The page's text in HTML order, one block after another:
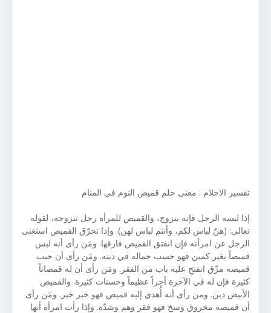
تفسير الاحلام : معنى حلم قميص النوم في المنام
إذا لبسه الرجل فإنه يتزوج، والقميص للمرأة رجل تتزوجه، لقوله
تعالى: (هنّ لباس لكم، وأنتم لباس لهن). وإذا تخرّق القميص استغنى
الرجل عن امرأته فإن انفتق القميص فارقها. ومَن رأى أنه لبس
قميصاً بغير كمين فهو حسب جماله في دينه. ومَن رأى أن جيب
قميصه مزّق انفتحِ عليه باب من الفقر. ومَن رأى أن له قمصاناً
كثيرة فإن له في الآخرة أجراً عظيماً وحسنات كثيرة. والقميص
الأبيض دين. ومن رأى أنه أُهدي إليه قميص فهو خبر خير. ومَن رأى
أن قميصه مخروق وسخ فهو فقر وهم وشدّة. وإذا رأت امرأة أنها